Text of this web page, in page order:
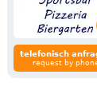
telefonisch
request by